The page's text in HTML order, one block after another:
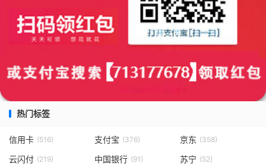
热门标签
信用卡 (516) 支付宝 (376) 京东 (358)
云闪付 (219) 中国银行 (91) 苏宁 (52)